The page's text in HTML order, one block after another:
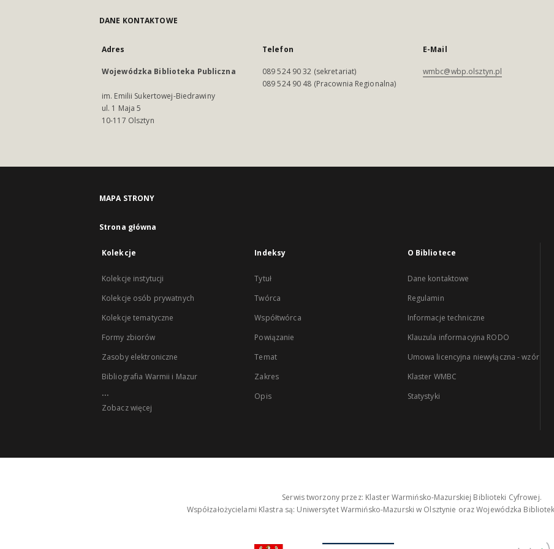
DANE KONTAKTOWE
Adres
Wojewódzka Biblioteka Publiczna
im. Emilii Sukertowej-Biedrawiny
ul. 1 Maja 5
10-117 Olsztyn
Telefon
089 524 90 32 (sekretariat)
089 524 90 48 (Pracownia Regionalna)
E-Mail
wmbc@wbp.olsztyn.pl
MAPA STRONY
Strona główna
Kolekcje
Kolekcje instytucji
Kolekcje osób prywatnych
Kolekcje tematyczne
Formy zbiorów
Zasoby elektroniczne
Bibliografia Warmii i Mazur
...
Zobacz więcej
Indeksy
Tytuł
Twórca
Współtwórca
Powiązanie
Temat
Zakres
Opis
O Bibliotece
Dane kontaktowe
Regulamin
Informacje techniczne
Klauzula informacyjna RODO
Umowa licencyjna niewyłączna - wzór
Klaster WMBC
Statystyki
Serwis tworzony przez: Klaster Warmińsko-Mazurskiej Biblioteki Cyfrowej.
Współzałożycielami Klastra są: Uniwersytet Warmińsko-Mazurski w Olsztynie oraz Wojewódzka